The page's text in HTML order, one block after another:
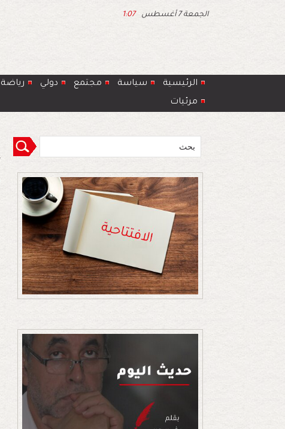
الجمعة 7 أغسطس 1:07
الرئيسية سياسة مجتمع دولي رياضة
مرئيات